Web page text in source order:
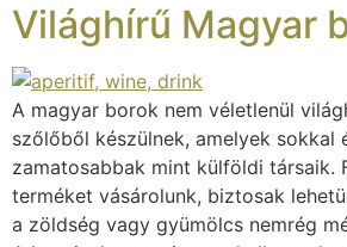
Világhírű Magyar
A magyar borok nem véletlenül
szőlőből készülnek, amelyek sokkal
zamatosabbak mint külföldi társaik.
terméket vásárolunk, biztosak
a zöldség vagy gyümölcs nemrég